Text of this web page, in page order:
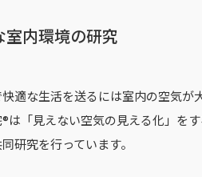
室内環境の研究
適な生活を送るには室内の空気が
は「見えない空気の見える化」を
研究を行っています。